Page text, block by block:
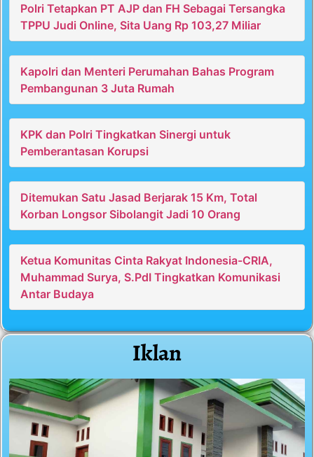
Polri Tetapkan PT AJP dan FH Sebagai Tersangka
TPPU Judi Online, Sita Uang Rp 103,27 Miliar
Kapolri dan Menteri Perumahan Bahas Program
Pembangunan 3 Juta Rumah
KPK dan Polri Tingkatkan Sinergi untuk
Pemberantasan Korupsi
Ditemukan Satu Jasad Berjarak 15 Km, Total
Korban Longsor Sibolangit Jadi 10 Orang
Ketua Komunitas Cinta Rakyat Indonesia-CRIA,
Muhammad Surya, S.PdI Tingkatkan Komunikasi
Antar Budaya
Iklan